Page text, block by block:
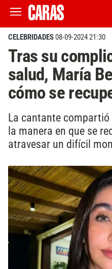
CELEBRIDADES08-09-2024 21:30
Tras su
salud, María
cómo se
La cantante compartió
la manera en que se
atravesar un difícil